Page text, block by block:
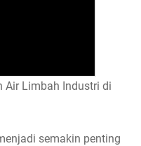
Air Limbah Industri di
semakin penting